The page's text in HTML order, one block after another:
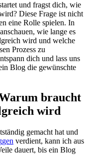
‌und⁢ fragst dich, wie
Diese Frage ist nicht⁤
eine Rolle spielen. ⁣In
wie lange es
⁢wird und welche
Prozess⁤ zu⁤
dich und ⁤lass⁣ uns
‌Blog⁣ die gewünschte
​braucht
wird
gemacht ⁣hat und‍
verdient,⁤ kann ​ich aus
dauert,⁢ bis ‌ein⁣ Blog